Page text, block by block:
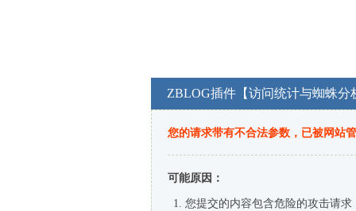
ZBLOG插件【访问统计与蜘蛛分
您的请求带有不合法参数，已被网站
可能原因：
您提交的内容包含危险的攻击请求